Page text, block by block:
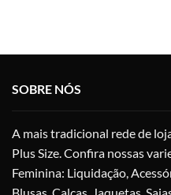
do
SOBRE NÓS
A mais tradicional rede de
Plus Size. Confira nossas
Feminina: Liquidação,
Blusas, Calças, Jaquetas,